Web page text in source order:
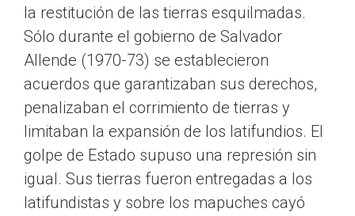
la restitución de las tierras esquilmadas.
Sólo durante el gobierno de Salvador
Allende (1970-73) se establecieron
acuerdos que garantizaban sus derechos,
penalizaban el corrimiento de tierras y
limitaban la expansión de los latifundios. El
golpe de Estado supuso una represión sin
igual. Sus tierras fueron entregadas a los
latifundistas y sobre los mapuches cayó